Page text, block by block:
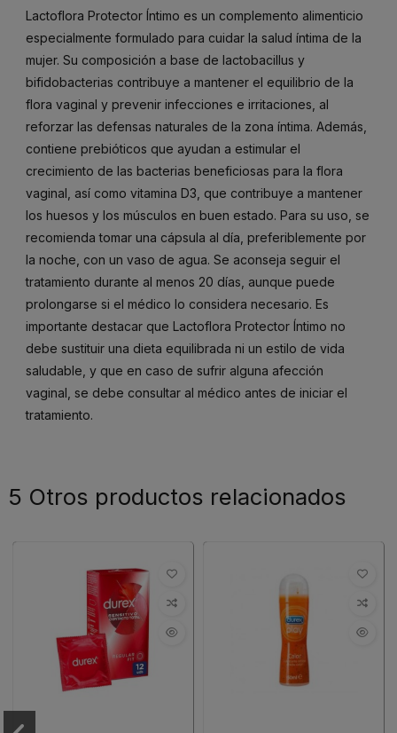
Lactoflora Protector Íntimo es un complemento alimenticio
especialmente formulado para cuidar la salud íntima de la
mujer. Su composición a base de lactobacillus y
bifidobacterias contribuye a mantener el equilibrio de la
flora vaginal y prevenir infecciones e irritaciones, al
reforzar las defensas naturales de la zona íntima. Además,
contiene prebióticos que ayudan a estimular el
crecimiento de las bacterias beneficiosas para la flora
vaginal, así como vitamina D3, que contribuye a mantener
los huesos y los músculos en buen estado. Para su uso, se
recomienda tomar una cápsula al día, preferiblemente por
la noche, con un vaso de agua. Se aconseja seguir el
tratamiento durante al menos 20 días, aunque puede
prolongarse si el médico lo considera necesario. Es
importante destacar que Lactoflora Protector Íntimo no
debe sustituir una dieta equilibrada ni un estilo de vida
saludable, y que en caso de sufrir alguna afección
vaginal, se debe consultar al médico antes de iniciar el
tratamiento.
5 Otros productos relacionados